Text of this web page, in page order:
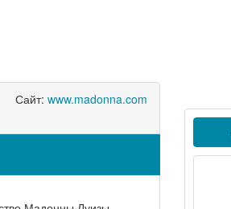
Сайт: www.madonna.com